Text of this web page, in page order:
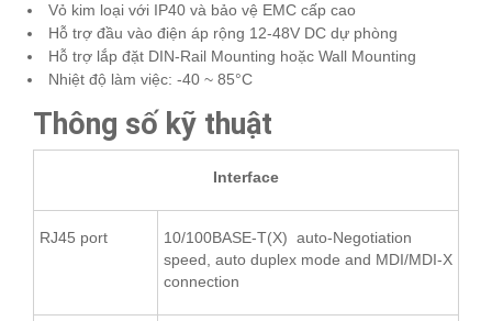
Vỏ kim loại với IP40 và bảo vệ EMC cấp cao
Hỗ trợ đầu vào điện áp rộng 12-48V DC dự phòng
Hỗ trợ lắp đặt DIN-Rail Mounting hoặc Wall Mounting
Nhiệt độ làm việc: -40 ~ 85°C
Thông số kỹ thuật
Interface
RJ45 port
10/100BASE-T(X) auto-Negotiation
speed, auto duplex mode and MDI/MDI-X
connection